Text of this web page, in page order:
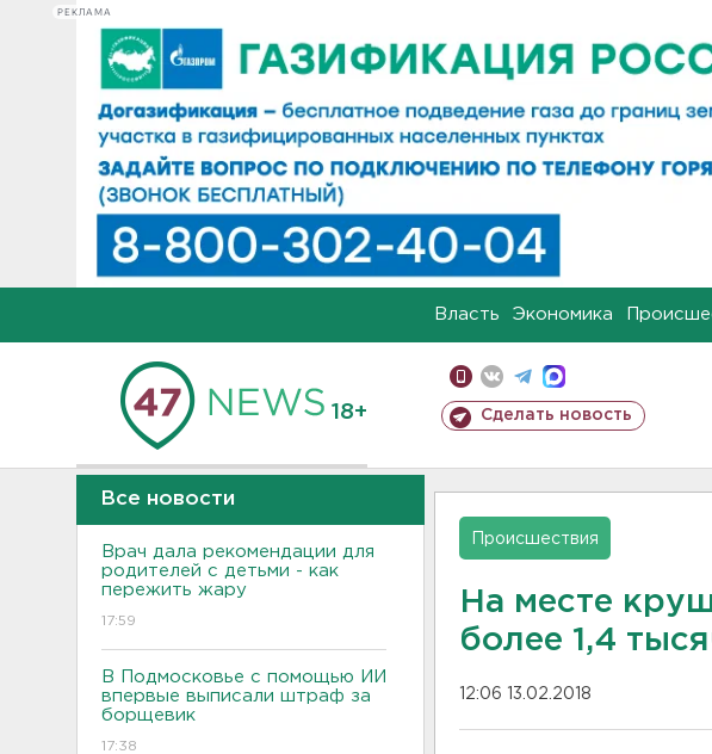
РЕКЛАМА
Власть Экономика
18+ Сделать новость
Все новости
Врач дала рекомендации для
родителей с детьми - как
пережить жару
17:59
В Подмосковье с помощью ИИ
впервые выписали штраф за
борщевик
17:38
Происшествия
На месте
более 1,4
12:06 13.02.2018